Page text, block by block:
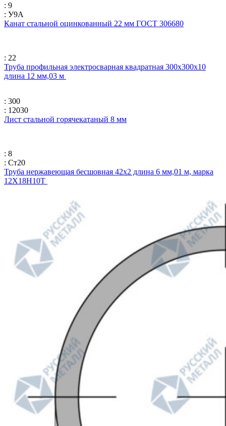
: 9
: У9А
Канат стальной оцинкованный 22 мм ГОСТ 306680
: 22
Труба профильная электросварная квадратная 300х300х10
длина 12 мм,03 м
: 300
: 12030
Лист стальной горячекатаный 8 мм
: 8
: Ст20
Труба нержавеющая бесшовная 42х2 длина 6 мм,01 м, марка
12Х18Н10Т